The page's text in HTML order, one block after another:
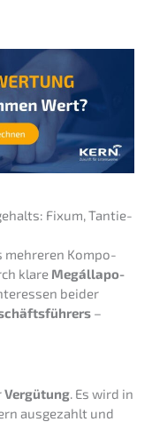
Fixum, Tantie­
mehre­ren Kompo­
klare Megáll­a­po­
beider
–
Vergü­tung. Es wird in
ausge­zahlt und